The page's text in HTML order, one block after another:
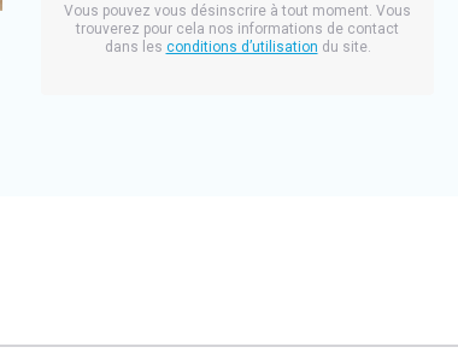
Vous pouvez vous désinscrire à tout moment. Vous
trouverez pour cela nos informations de contact
dans les conditions d’utilisation du site.